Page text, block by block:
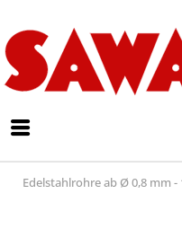
Edelstahlrohre ab Ø 0,8 mm -